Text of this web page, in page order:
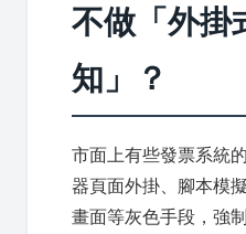
不做「外掛
知」？
市面上有些發票系統
器頁面外掛、腳本模
畫面等灰色手段，強